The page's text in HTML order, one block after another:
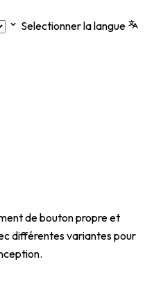
Selectionner la langue
de bouton propre et
différentes variantes pour